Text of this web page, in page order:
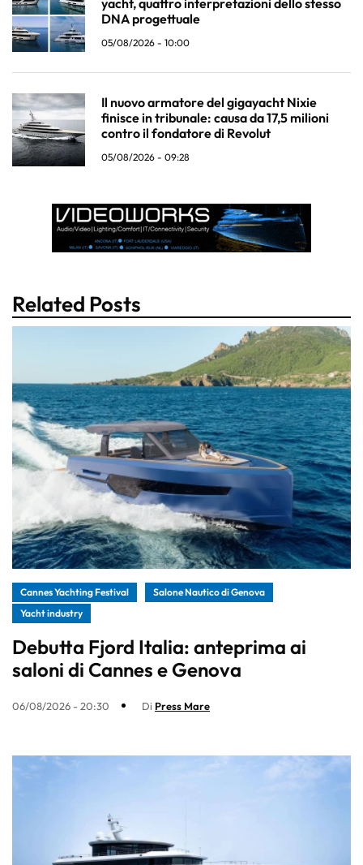
DNA progettuale
05/08/2026 - 10:00
Il nuovo armatore del gigayacht Nixie
finisce in tribunale: causa da 17,5 milioni
contro il fondatore di Revolut
05/08/2026 - 09:28
Related Posts
Cannes Yachting Festival
Salone Nautico di Genova
Yacht industry
Debutta Fjord Italia: anteprima ai
saloni di Cannes e Genova
06/08/2026 - 20:30 Di Press Mare